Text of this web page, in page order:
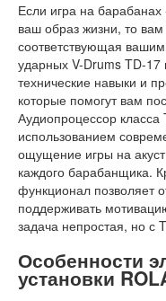
Если игра на
ваш образ жизни, то
соответствующая
ударных V-Drums TD-17
технические навыки и
которые помогут вам
Аудиопроцессор
использованием
ощущение игры на
каждого барабанщика.
функционал позволяет
поддерживать
задача непростая, но с
Особенности
установки